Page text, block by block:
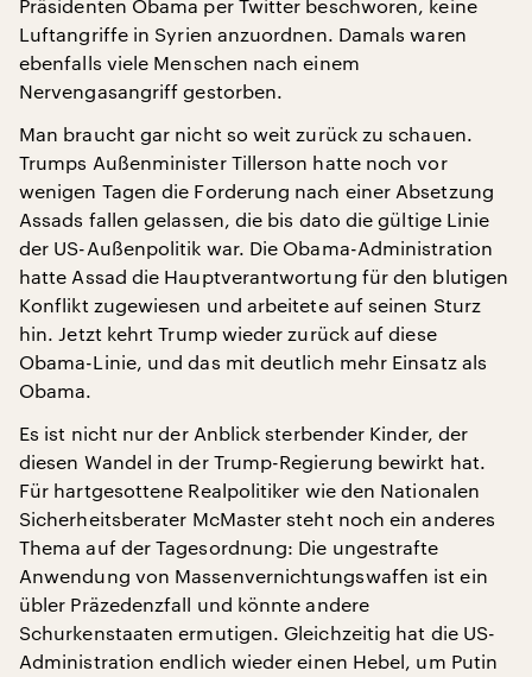
Präsidenten Obama per Twitter beschworen, keine
Luftangriffe in Syrien anzuordnen. Damals waren
ebenfalls viele Menschen nach einem
Nervengasangriff gestorben.
Man braucht gar nicht so weit zurück zu schauen.
Trumps Außenminister Tillerson hatte noch vor
wenigen Tagen die Forderung nach einer Absetzung
Assads fallen gelassen, die bis dato die gültige Linie
der US-Außenpolitik war. Die Obama-Administration
hatte Assad die Hauptverantwortung für den blutigen
Konflikt zugewiesen und arbeitete auf seinen Sturz
hin. Jetzt kehrt Trump wieder zurück auf diese
Obama-Linie, und das mit deutlich mehr Einsatz als
Obama.
Es ist nicht nur der Anblick sterbender Kinder, der
diesen Wandel in der Trump-Regierung bewirkt hat.
Für hartgesottene Realpolitiker wie den Nationalen
Sicherheitsberater McMaster steht noch ein anderes
Thema auf der Tagesordnung: Die ungestrafte
Anwendung von Massenvernichtungswaffen ist ein
übler Präzedenzfall und könnte andere
Schurkenstaaten ermutigen. Gleichzeitig hat die US-
Administration endlich wieder einen Hebel, um Putin